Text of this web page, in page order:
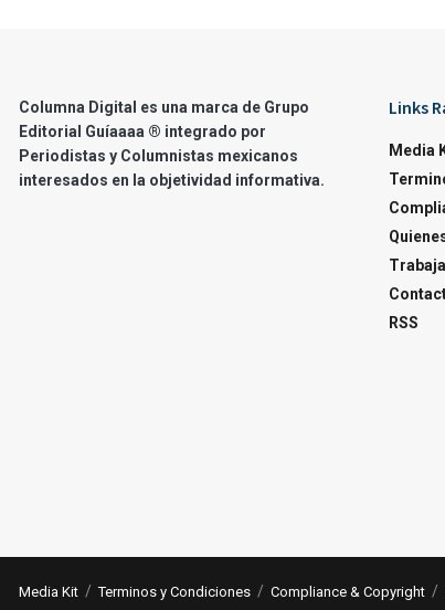
Columna Digital es una marca de Grupo
Editorial Guíaaaa ® integrado por
Periodistas y Columnistas mexicanos
interesados en la objetividad informativa.
Links
Media
RSS
Media Kit Terminos y Condiciones Compliance & Copyright